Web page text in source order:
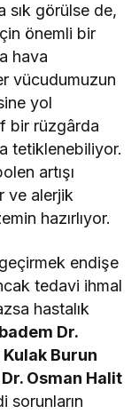
sık görülse de,
önemli bir
hava
vücudumuzun
yol
bir rüzgârda
tetiklenebiliyor.
artışı
ve alerjik
hazırlıyor.
endişe
tedavi ihmal
hastalık
Dr.
Burun
Dr. Osman Halit
sorunların